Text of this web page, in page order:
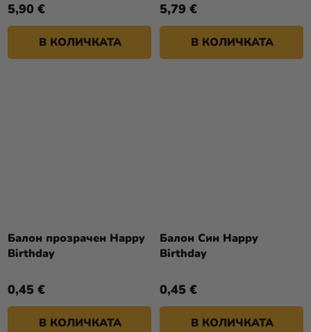
5,90 €
В КОЛИЧКАТА
5,79 €
В КОЛИЧКАТА
Балон прозрачен Happy
Birthday
0,45 €
В КОЛИЧКАТА
Балон Син Happy
Birthday
0,45 €
В КОЛИЧКАТА